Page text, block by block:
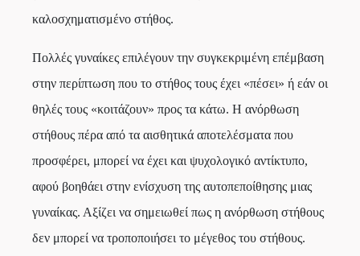
καλοσχηματισμένο στήθος.
Πολλές γυναίκες επιλέγουν την συγκεκριμένη επέμβαση
στην περίπτωση που το στήθος τους έχει «πέσει» ή εάν οι
θηλές τους «κοιτάζουν» προς τα κάτω. Η ανόρθωση
στήθους πέρα από τα αισθητικά αποτελέσματα που
προσφέρει, μπορεί να έχει και ψυχολογικό αντίκτυπο,
αφού βοηθάει στην ενίσχυση της αυτοπεποίθησης μιας
γυναίκας. Αξίζει να σημειωθεί πως η ανόρθωση στήθους
δεν μπορεί να τροποποιήσει το μέγεθος του στήθους.